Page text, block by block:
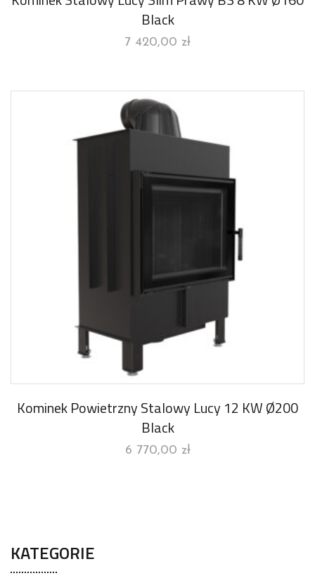
Black
7 420,00 zł
Kominek Powietrzny Stalowy Lucy 12 KW Ø200
Black
6 770,00 zł
KATEGORIE